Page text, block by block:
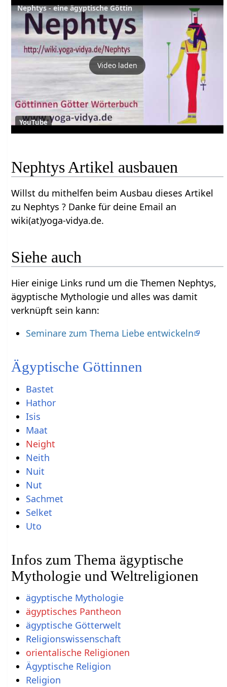
Nephtys - eine ägyptische Göttin
Video laden
YouTube
Nephtys Artikel ausbauen
Willst du mithelfen beim Ausbau dieses Artikel
zu Nephtys ? Danke für deine Email an
wiki(at)yoga-vidya.de.
Siehe auch
Hier einige Links rund um die Themen Nephtys,
ägyptische Mythologie und alles was damit
verknüpft sein kann:
Seminare zum Thema Liebe entwickeln
Ägyptische Göttinnen
Bastet
Hathor
Isis
Maat
Neight
Neith
Nuit
Nut
Sachmet
Selket
Uto
Infos zum Thema ägyptische
Mythologie und Weltreligionen
ägyptische Mythologie
ägyptisches Pantheon
ägyptische Götterwelt
Religionswissenschaft
orientalische Religionen
Ägyptische Religion
Religion